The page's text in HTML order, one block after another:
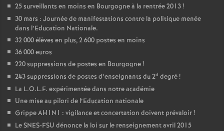
25 surveillants en moins en Bourgogne à la rentrée 2013!
30 mars : Journée de manifestations contre la politique menée
dans l’Education Nationale.
32 000 élèves en plus, 2 600 postes en moins
36 000 euros
220 suppressions de postes en Bourgogne!
243 suppressions de postes d’enseignants du 2d degré!
La L.O.L.F. expérimentée dans notre académie
Une mise au pilori de l’Education nationale
Grippe AH1N1 : vigilance et concertation doivent prévaloir!
Le SNES-FSU dénonce la loi sur le renseignement avril 2015